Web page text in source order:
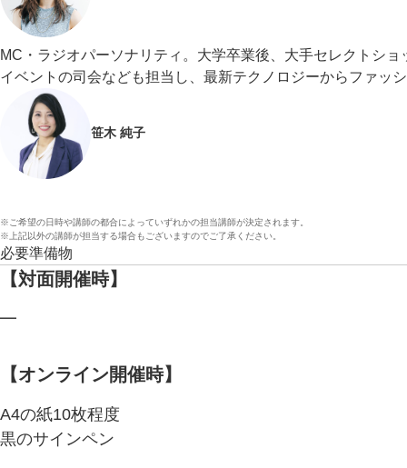
MC・ラジオパーソナリティ。大学卒業後、大手セレクトシ
イベントの司会なども担当し、最新テクノロジーからファッ
笹木 純子
※ご希望の日時や講師の都合によっていずれかの担当講師が決定されます。
※上記以外の講師が担当する場合もございますのでご了承ください。
必要準備物
【対面開催時】
━
【オンライン開催時】
A4の紙10枚程度
黒のサインペン